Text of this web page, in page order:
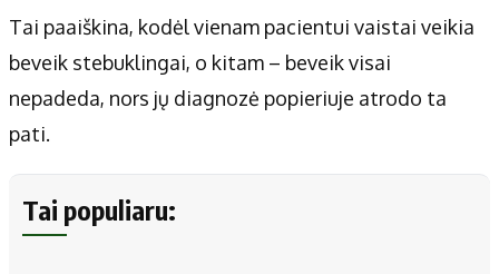
Tai paaiškina, kodėl vienam pacientui vaistai veikia
beveik stebuklingai, o kitam – beveik visai
nepadeda, nors jų diagnozė popieriuje atrodo ta
pati.
Tai populiaru: